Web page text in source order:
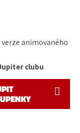
animovaného
clubu